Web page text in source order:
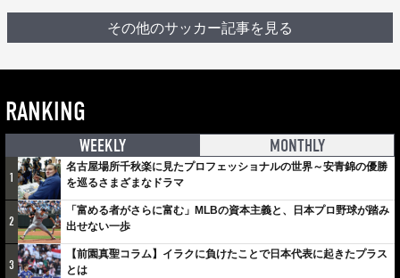
その他のサッカー記事を見る
RANKING
WEEKLY MONTHLY
1
名古屋場所千秋楽に見たプロフェッショナルの世界～安青錦の優勝
を巡るさまざまなドラマ
2
「富める者がさらに富む」MLBの資本主義と、日本プロ野球が踏み
出せない一歩
3
【前園真聖コラム】イラクに負けたことで日本代表に起きたプラス
とは